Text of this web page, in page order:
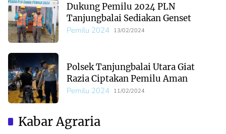
Dukung Pemilu 2024 PLN
Tanjungbalai Sediakan Genset
Pemilu 2024 13/02/2024
Polsek Tanjungbalai Utara Giat
Razia Ciptakan Pemilu Aman
Pemilu 2024 11/02/2024
Kabar Agraria